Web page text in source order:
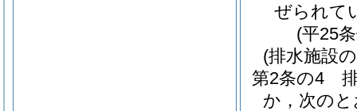
ぜられて
(平25
(排水施設
第2条の4
か，次の